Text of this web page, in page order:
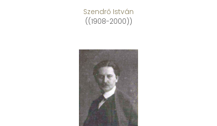
Szendrő István
((1908-2000))